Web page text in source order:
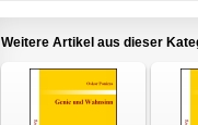
Weitere Artikel aus dieser